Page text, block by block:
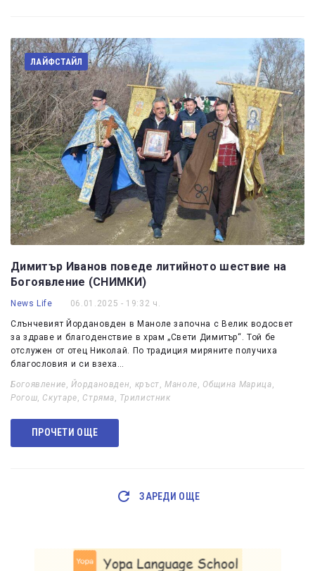
ЛАЙФСТАЙЛ
Димитър Иванов поведе литийното шествие на
Богоявление (СНИМКИ)
News Life 06.01.2025 - 19:32 ч.
Слънчевият Йордановден в Маноле започна с Велик водосвет
за здраве и благоденствие в храм „Свети Димитър“. Той бе
отслужен от отец Николай. По традиция миряните получиха
благословия и си взеха…
Богоявление ,Йордановден кръст ,Маноле Община Марица
Рогош Скутаре Стряма Трилистник
ПРОЧЕТИ ОЩЕ
ЗАРЕДИ ОЩЕ